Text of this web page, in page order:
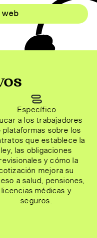
web
Específico
a los trabajadores
plataformas sobre los
que establece la
ley, las obligaciones
y cómo la
mejora su
a salud, pensiones,
licencias médicas y
seguros.